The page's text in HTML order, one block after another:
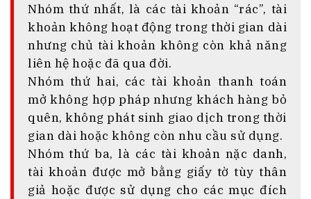
Nhóm thứ nhất, là các tài khoản “rác”, tài
khoản không hoạt động trong thời gian dài
nhưng chủ tài khoản không còn khả năng
liên hệ hoặc đã qua đời.
Nhóm thứ hai, các tài khoản thanh toán
mở không hợp pháp nhưng khách hàng bỏ
quên, không phát sinh giao dịch trong thời
gian dài hoặc không còn nhu cầu sử dụng.
Nhóm thứ ba, là các tài khoản nặc danh,
tài khoản được mở bằng giấy tờ tùy thân
giả hoặc được sử dụng cho các mục đích